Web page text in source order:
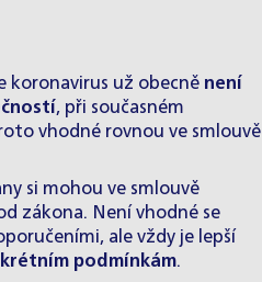
koronavirus už obecně není
, při současném
vhodné rovnou ve smlouvě
si mohou ve smlouvě
zákona. Není vhodné se
ale vždy je lepší
podmínkám.